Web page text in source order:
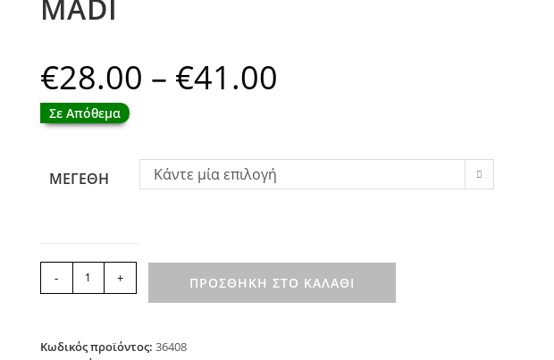
MADI
€28.00 – €41.00
Σε Απόθεμα
ΜΕΓΕΘΗ Κάντε μία επιλογή
ποσότητα
- + ΠΡΟΣΘΉΚΗ ΣΤΟ ΚΑΛΆΘΙ
Κωδικός προϊόντος: 36408